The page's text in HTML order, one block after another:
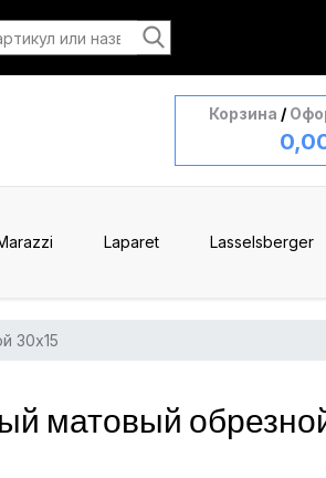
Корзина /
Laparet Lasselsberger
30x15
матовый